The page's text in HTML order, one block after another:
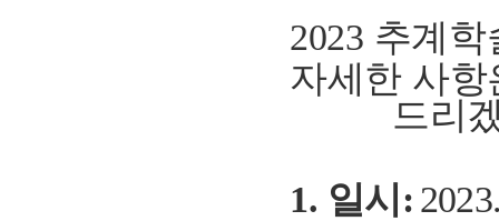
2023 추계
자세한 사
드리
1. 일시: